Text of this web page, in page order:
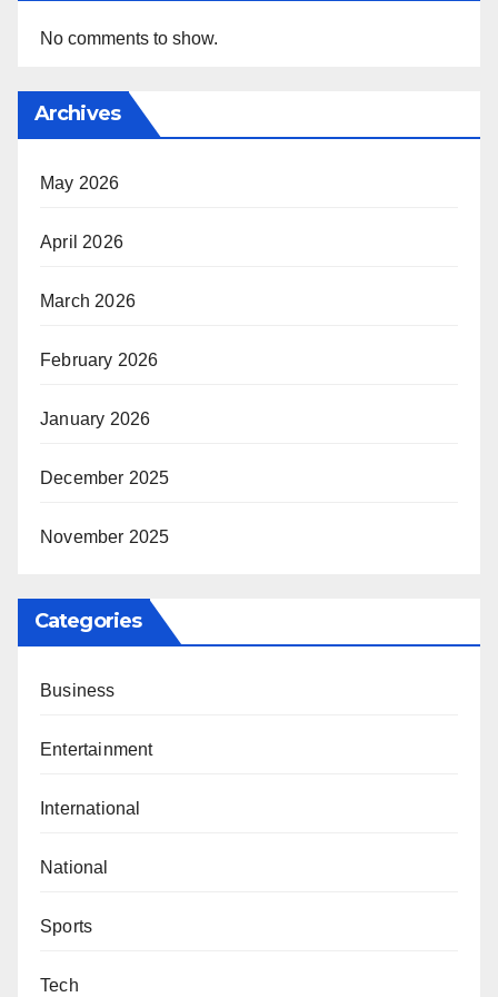
No comments to show.
Archives
May 2026
April 2026
March 2026
February 2026
January 2026
December 2025
November 2025
Categories
Business
Entertainment
International
National
Sports
Tech